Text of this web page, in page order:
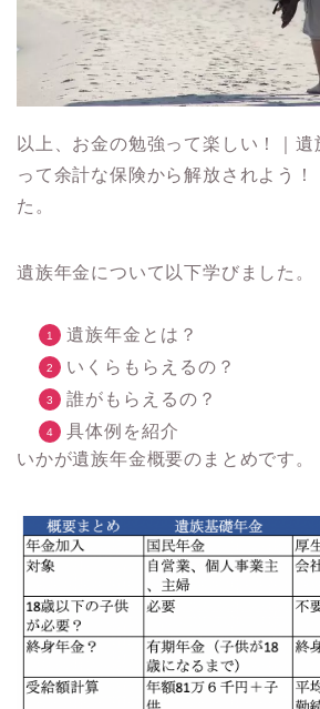
以上、お金の勉強って楽しい！｜
って余計な保険から解放されよう
た。
遺族年金について以下学びました
遺族年金とは？
いくらもらえるの？
誰がもらえるの？
具体例を紹介
いかが遺族年金概要のまとめです。